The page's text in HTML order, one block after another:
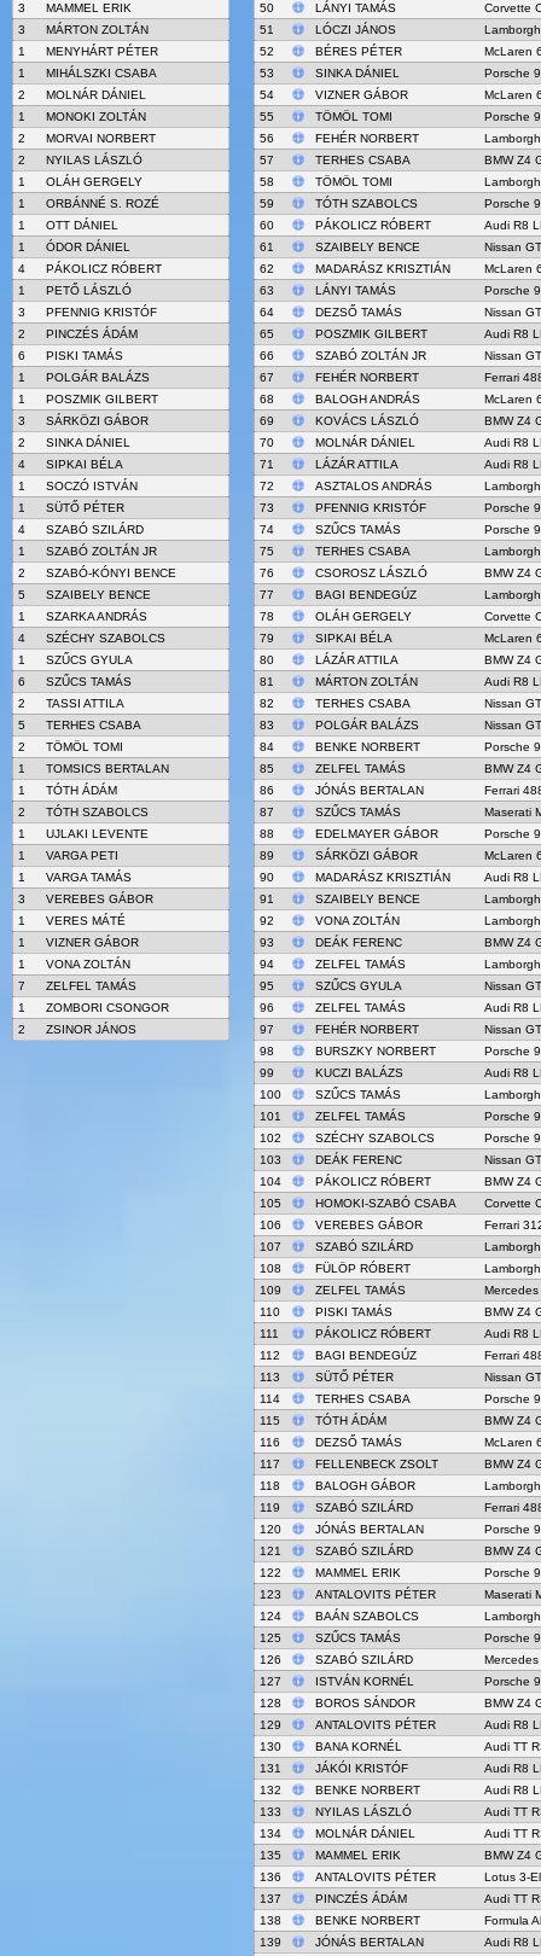
3
MAMMEL ERIK
3
MÁRTON ZOLTÁN
1
MENYHÁRT PÉTER
1
MIHÁLSZKI CSABA
2
MOLNÁR DÁNIEL
1
MONOKI ZOLTÁN
2
MORVAI NORBERT
2
NYILAS LÁSZLÓ
1
OLÁH GERGELY
1
ORBÁNNÉ S. ROZÉ
1
OTT DÁNIEL
1
ÓDOR DÁNIEL
4
PÁKOLICZ RÓBERT
1
PETŐ LÁSZLÓ
3
PFENNIG KRISTÓF
2
PINCZÉS ÁDÁM
6
PISKI TAMÁS
1
POLGÁR BALÁZS
1
POSZMIK GILBERT
3
SÁRKÖZI GÁBOR
2
SINKA DÁNIEL
4
SIPKAI BÉLA
1
SOCZÓ ISTVÁN
1
SÜTŐ PÉTER
4
SZABÓ SZILÁRD
1
SZABÓ ZOLTÁN JR
2
SZABÓ-KÓNYI BENCE
5
SZAIBELY BENCE
1
SZARKA ANDRÁS
4
SZÉCHY SZABOLCS
1
SZŰCS GYULA
6
SZŰCS TAMÁS
2
TASSI ATTILA
5
TERHES CSABA
2
TÖMÖL TOMI
1
TOMSICS BERTALAN
1
TÓTH ÁDÁM
2
TÓTH SZABOLCS
1
UJLAKI LEVENTE
1
VARGA PETI
1
VARGA TAMÁS
3
VEREBES GÁBOR
1
VERES MÁTÉ
1
VIZNER GÁBOR
1
VONA ZOLTÁN
7
ZELFEL TAMÁS
1
ZOMBORI CSONGOR
2
ZSINOR JÁNOS
50
LÁNYI TAMÁS
Corvette
51
LÓCZI JÁNOS
52
BÉRES PÉTER
McLaren
53
SINKA DÁNIEL
Porsche
54
VIZNER GÁBOR
McLaren
55
TÖMÖL TOMI
Porsche
56
FEHÉR NORBERT
57
TERHES CSABA
BMW Z4
58
TÖMÖL TOMI
59
TÓTH SZABOLCS
Porsche
60
PÁKOLICZ RÓBERT
Audi R8
61
SZAIBELY BENCE
Nissan
62
MADARÁSZ KRISZTIÁN
McLaren
63
LÁNYI TAMÁS
Porsche
64
DEZSŐ TAMÁS
Nissan
65
POSZMIK GILBERT
Audi R8
66
SZABÓ ZOLTÁN JR
Nissan
67
FEHÉR NORBERT
Ferrari
68
BALOGH ANDRÁS
McLaren
69
KOVÁCS LÁSZLÓ
BMW Z4
70
MOLNÁR DÁNIEL
Audi R8
71
LÁZÁR ATTILA
Audi R8
72
ASZTALOS ANDRÁS
73
PFENNIG KRISTÓF
Porsche
74
SZŰCS TAMÁS
Porsche
75
TERHES CSABA
76
CSOROSZ LÁSZLÓ
BMW Z4
77
BAGI BENDEGÚZ
78
OLÁH GERGELY
Corvette
79
SIPKAI BÉLA
McLaren
80
LÁZÁR ATTILA
BMW Z4
81
MÁRTON ZOLTÁN
Audi R8
82
TERHES CSABA
Nissan
83
POLGÁR BALÁZS
Nissan
84
BENKE NORBERT
Porsche
85
ZELFEL TAMÁS
BMW Z4
86
JÓNÁS BERTALAN
Ferrari
87
SZŰCS TAMÁS
Maserati
88
EDELMAYER GÁBOR
Porsche
89
SÁRKÖZI GÁBOR
McLaren
90
MADARÁSZ KRISZTIÁN
Audi R8
91
SZAIBELY BENCE
92
VONA ZOLTÁN
93
DEÁK FERENC
BMW Z4
94
ZELFEL TAMÁS
95
SZŰCS GYULA
Nissan
96
ZELFEL TAMÁS
Audi R8
97
FEHÉR NORBERT
Nissan
98
BURSZKY NORBERT
Porsche
99
KUCZI BALÁZS
Audi R8
100
SZŰCS TAMÁS
101
ZELFEL TAMÁS
Porsche
102
SZÉCHY SZABOLCS
Porsche
103
DEÁK FERENC
Nissan
104
PÁKOLICZ RÓBERT
BMW Z4
105
HOMOKI-SZABÓ CSABA
Corvette
106
VEREBES GÁBOR
Ferrari
107
SZABÓ SZILÁRD
108
FÜLÖP RÓBERT
109
ZELFEL TAMÁS
Mercedes
110
PISKI TAMÁS
BMW Z4
111
PÁKOLICZ RÓBERT
Audi R8
112
BAGI BENDEGÚZ
Ferrari
113
SÜTŐ PÉTER
Nissan
114
TERHES CSABA
Porsche
115
TÓTH ÁDÁM
BMW Z4
116
DEZSŐ TAMÁS
McLaren
117
FELLENBECK ZSOLT
BMW Z4
118
BALOGH GÁBOR
119
SZABÓ SZILÁRD
Ferrari
120
JÓNÁS BERTALAN
Porsche
121
SZABÓ SZILÁRD
BMW Z4
122
MAMMEL ERIK
Porsche
123
ANTALOVITS PÉTER
Maserati
124
BAÁN SZABOLCS
125
SZŰCS TAMÁS
Porsche
126
SZABÓ SZILÁRD
Mercedes
127
ISTVÁN KORNÉL
Porsche
128
BOROS SÁNDOR
BMW Z4
129
ANTALOVITS PÉTER
Audi R8
130
BANA KORNÉL
Audi TT
131
JÁKÓI KRISTÓF
Audi R8
132
BENKE NORBERT
Audi R8
133
NYILAS LÁSZLÓ
Audi TT
134
MOLNÁR DÁNIEL
Audi TT
135
MAMMEL ERIK
BMW Z4
136
ANTALOVITS PÉTER
Lotus 3-
137
PINCZÉS ÁDÁM
Audi TT
138
BENKE NORBERT
Formula
139
JÓNÁS BERTALAN
Audi R8